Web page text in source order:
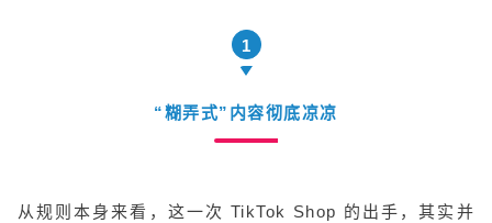
1
“糊弄式”内容彻底凉凉
从规则本身来看，这一次 TikTok Shop 的出手，其实并